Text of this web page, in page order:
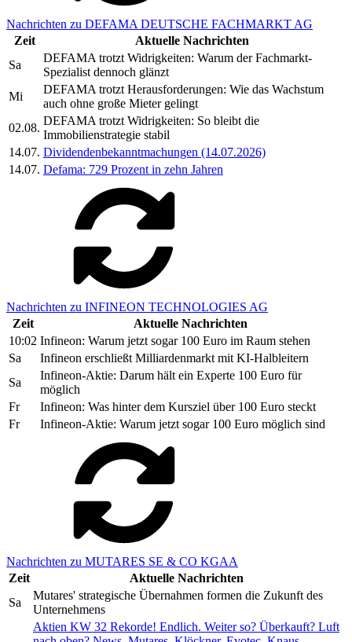
Nachrichten zu DEFAMA DEUTSCHE FACHMARKT AG
Zeit
Aktuelle Nachrichten
Sa
DEFAMA trotzt Widrigkeiten: Warum der Fachmarkt-
Spezialist dennoch glänzt
Mi
DEFAMA trotzt Herausforderungen: Wie das Wachstum
auch ohne große Mieter gelingt
02.08.
DEFAMA trotzt Widrigkeiten: So bleibt die
Immobilienstrategie stabil
14.07. Dividendenbekanntmachungen (14.07.2026)
14.07. Defama: 729 Prozent in zehn Jahren
Nachrichten zu INFINEON TECHNOLOGIES AG
Zeit
Aktuelle Nachrichten
10:02 Infineon: Warum jetzt sogar 100 Euro im Raum stehen
Sa
Infineon erschließt Milliardenmarkt mit KI-Halbleitern
Sa
Infineon-Aktie: Darum hält ein Experte 100 Euro für
möglich
Fr
Infineon: Was hinter dem Kursziel über 100 Euro steckt
Fr
Infineon-Aktie: Warum jetzt sogar 100 Euro möglich sind
Nachrichten zu MUTARES SE & CO KGAA
Zeit
Aktuelle Nachrichten
Sa
Mutares' strategische Übernahmen formen die Zukunft des
Unternehmens
Aktien KW 32 Rekorde! Endlich. Weiter so? Überkauft? Luft